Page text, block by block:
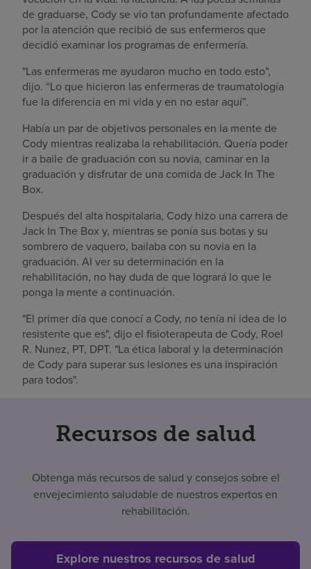
de graduarse, Cody se vio tan profundamente afectado
por la atención que recibió de sus enfermeros que
decidió examinar los programas de enfermería.
"Las enfermeras me ayudaron mucho en todo esto",
dijo. “Lo que hicieron las enfermeras de traumatología
fue la diferencia en mi vida y en no estar aquí”.
Había un par de objetivos personales en la mente de
Cody mientras realizaba la rehabilitación. Quería poder
ir a baile de graduación con su novia, caminar en la
graduación y disfrutar de una comida de Jack In The
Box.
Después del alta hospitalaria, Cody hizo una carrera de
Jack In The Box y, mientras se ponía sus botas y su
sombrero de vaquero, bailaba con su novia en la
graduación. Al ver su determinación en la
rehabilitación, no hay duda de que logrará lo que le
ponga la mente a continuación.
"El primer día que conocí a Cody, no tenía ni idea de lo
resistente que es", dijo el fisioterapeuta de Cody, Roel
R. Nunez, PT, DPT. "La ética laboral y la determinación
de Cody para superar sus lesiones es una inspiración
para todos".
Recursos de salud
Obtenga más recursos de salud y consejos sobre el
envejecimiento saludable de nuestros expertos en
rehabilitación.
Explore nuestros recursos de salud